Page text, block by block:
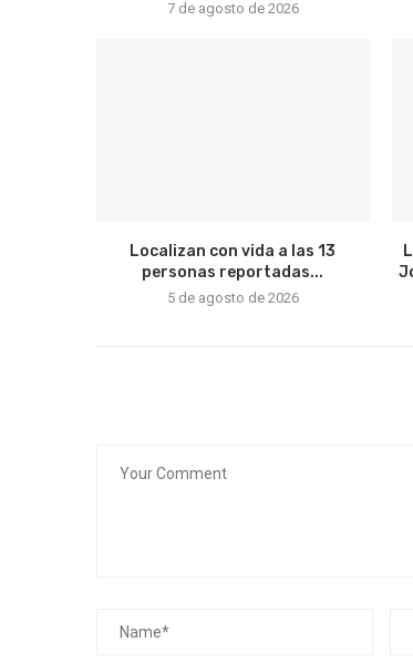
7 de agosto de 2026
Localizan con vida a las 13
personas reportadas...
5 de agosto de 2026